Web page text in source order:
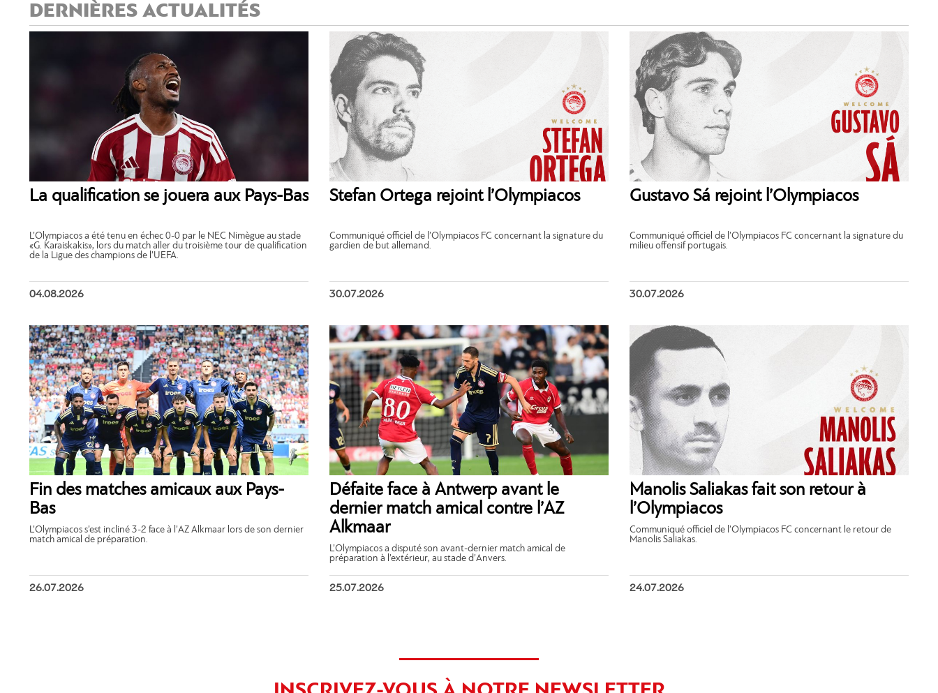
DERNIÈRES ACTUALITÉS
La qualification se jouera aux Pays-Bas
L’Olympiacos a été tenu en échec 0-0 par le NEC Nimègue au stade
«G. Karaiskakis», lors du match aller du troisième tour de qualification
de la Ligue des champions de l’UEFA.
04.08.2026
Stefan Ortega rejoint l’Olympiacos
Communiqué officiel de l’Olympiacos FC concernant la signature du
gardien de but allemand.
30.07.2026
Gustavo Sá rejoint l’Olympiacos
Communiqué officiel de l’Olympiacos FC concernant la signature du
milieu offensif portugais.
30.07.2026
Fin des matches amicaux aux Pays-
Bas
L’Olympiacos s’est incliné 3-2 face à l’AZ Alkmaar lors de son dernier
match amical de préparation.
26.07.2026
Défaite face à Antwerp avant le
dernier match amical contre l’AZ
Alkmaar
L’Olympiacos a disputé son avant-dernier match amical de
préparation à l’extérieur, au stade d’Anvers.
25.07.2026
Manolis Saliakas fait son retour à
l’Olympiacos
Communiqué officiel de l’Olympiacos FC concernant le retour de
Manolis Saliakas.
24.07.2026